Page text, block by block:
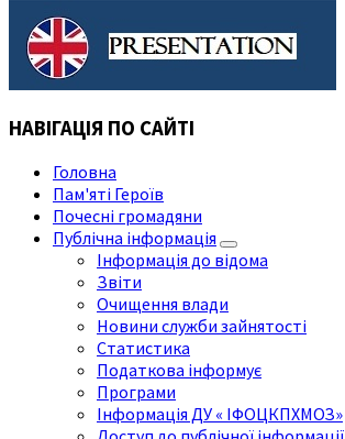
НАВІГАЦІЯ ПО САЙТІ
Головна
Пам'яті Героїв
Почесні громадяни
Публічна інформація
Інформація до відома
Звіти
Очищення влади
Новини служби зайнятості
Статистика
Податкова інформує
Програми
Інформація ДУ « ІФОЦКПХМОЗ»